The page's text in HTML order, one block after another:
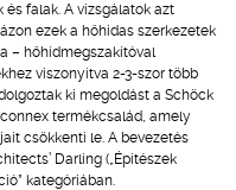
falak. A vizsgálatok azt
ezek a hőhidas szerkezetek
– hőhídmegszakítóval
viszonyítva 2-3-szor több
ki megoldást a Schöck
termékcsalád, amely
csökkenti le. A bevezetés
Darling („Építészek
kategóriában.